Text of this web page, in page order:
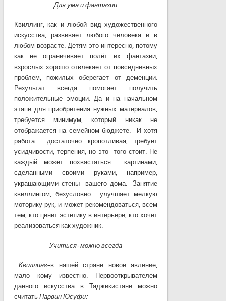
Для ума и фантазии
Квиллинг, как и любой вид художественного
искусства, развивает любого человека и в
любом возрасте. Детям это интересно, потому
как не ограничивает полёт их фантазии,
взрослых хорошо отвлекает от повседневных
проблем, пожилых оберегает от деменции.
Результат всегда помогает получить
положительные эмоции. Да и на начальном
этапе для приобретения нужных материалов,
требуется минимум, который никак не
отображается на семейном бюджете. И хотя
работа достаточно кропотливая, требует
усидчивости, терпения, но это того стоит. Не
каждый может похвастаться картинами,
сделанными своими руками, например,
украшающими стены вашего дома. Занятие
квиллингом, безусловно улучшает мелкую
моторику рук, и может рекомендоваться, всем
тем, кто ценит эстетику в интерьере, кто хочет
реализоваться как художник.
Учиться- можно всегда
Квиллинг–в нашей стране новое явление,
мало кому известно. Первооткрывателем
данного искусства в Таджикистане можно
считать Парвин Юсуфи: